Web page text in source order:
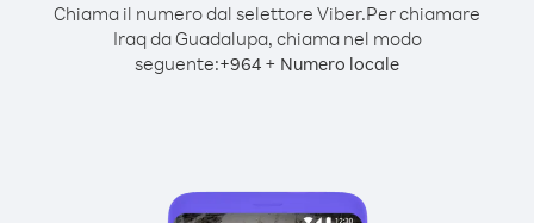
Chiama il numero dal selettore Viber.Per chiamare
Iraq da Guadalupa, chiama nel modo
seguente:+964 + Numero locale